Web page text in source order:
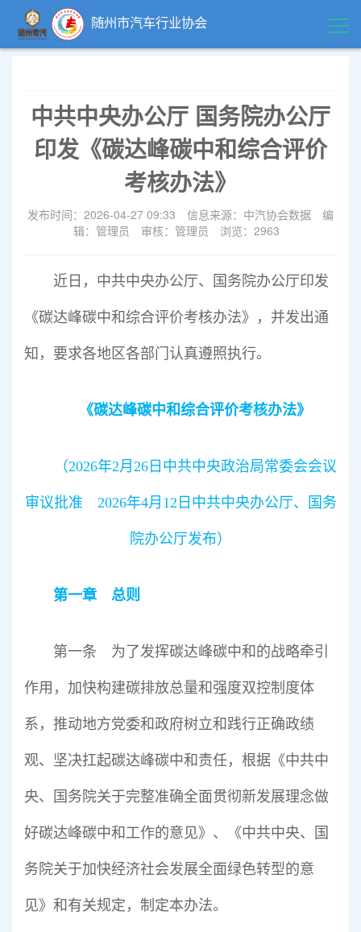
随州市汽车行业协会
领导关怀
企业风采
政策法规
行业标准
展会论坛
公告查询
中共中央办公厅 国务院办公厅
印发《碳达峰碳中和综合评价
考核办法》
发布时间：2026-04-27 09:33 信息来源：中汽协会数据
编
辑：管理员
审核：管理员 浏览：2963
近日，中共中央办公厅、国务院办公厅印发
《碳达峰碳中和综合评价考核办法》，并发出通
知，要求各地区各部门认真遵照执行。
《碳达峰碳中和综合评价考核办法》
（2026年2月26日中共中央政治局常委会会议
审议批准 2026年4月12日中共中央办公厅、国务
院办公厅发布）
第一章 总则
第一条 为了发挥碳达峰碳中和的战略牵引
作用，加快构建碳排放总量和强度双控制度体
系，推动地方党委和政府树立和践行正确政绩
观、坚决扛起碳达峰碳中和责任，根据《中共中
央、国务院关于完整准确全面贯彻新发展理念做
好碳达峰碳中和工作的意见》、《中共中央、国
务院关于加快经济社会发展全面绿色转型的意
见》和有关规定，制定本办法。